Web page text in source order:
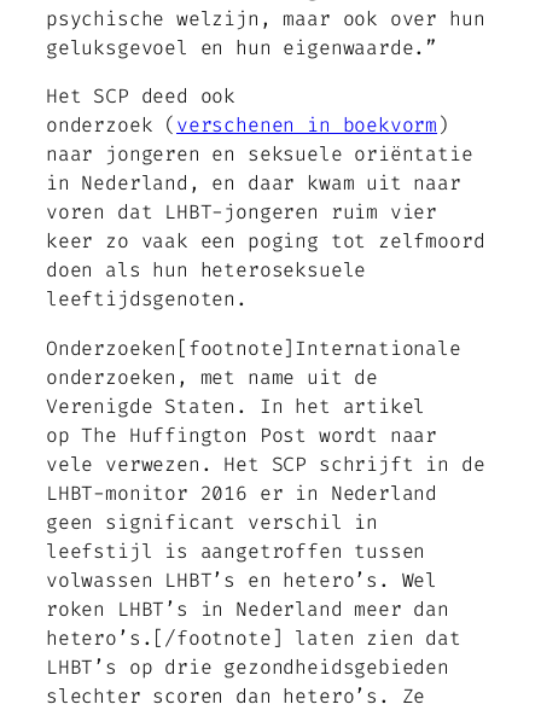
psychische welzijn, maar ook over hun
geluksgevoel en hun eigenwaarde.”
Het SCP deed ook
onderzoek (verschenen in boekvorm)
naar jongeren en seksuele oriëntatie
in Nederland, en daar kwam uit naar
voren dat LHBT-jongeren ruim vier
keer zo vaak een poging tot zelfmoord
doen als hun heteroseksuele
leeftijdsgenoten.
Onderzoeken[footnote]Internationale
onderzoeken, met name uit de
Verenigde Staten. In het artikel
op The Huffington Post wordt naar
vele verwezen. Het SCP schrijft in de
LHBT-monitor 2016 er in Nederland
geen significant verschil in
leefstijl is aangetroffen tussen
volwassen LHBT’s en hetero’s. Wel
roken LHBT’s in Nederland meer dan
hetero’s.[/footnote] laten zien dat
LHBT’s op drie gezondheidsgebieden
slechter scoren dan hetero’s. Ze